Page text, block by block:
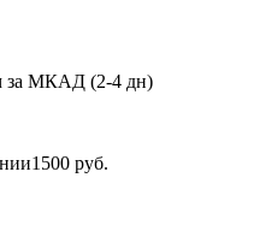
за МКАД (2-4 дн)
руб.